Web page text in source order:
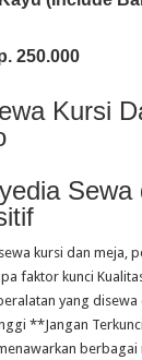
250.000
Kursi
Sewa
kursi dan meja,
faktor kunci
yang
**Jangan
berbagai